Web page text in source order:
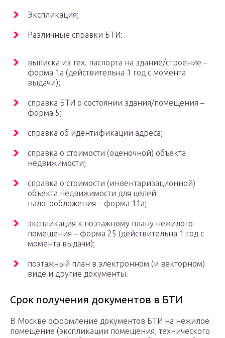
Экспликация;
Различные справки БТИ:
выписка из тех. паспорта на здание/строение –
форма 1а (действительна 1 год с момента
выдачи);
справка БТИ о состоянии здания/помещения –
форма 5;
справка об идентификации адреса;
справка о стоимости (оценочной) объекта
недвижимости;
справка о стоимости (инвентаризационной)
объекта недвижимости для целей
налогообложения – форма 11а;
экспликация к поэтажному плану нежилого
помещения – форма 25 (действительна 1 год с
момента выдачи);
поэтажный план в электронном (и векторном)
виде и другие документы.
Срок получения документов в БТИ
В Москве оформление документов БТИ на нежилое
помещение (экспликации помещения, технического